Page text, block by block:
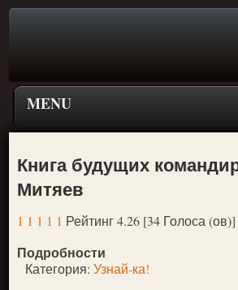
MENU
Главная страница
Поиск
ПЕРЕЙТИ К ГЛАВНОМУ МЕНЮ СКАЗОК
Новое
Популярное
Книга будущих
Митяев
1 1 1 1 1 Рейтинг 4.26 [34 Голоса (ов)]
Подробности
Категория:Узнай-ка!